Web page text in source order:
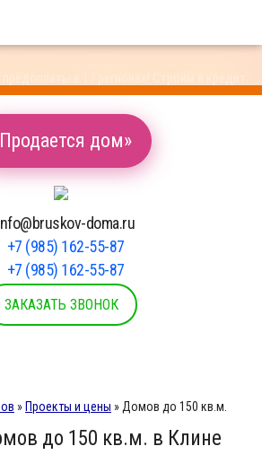
после проверки качества на вашем
предоплаты в 17 регионах! Строим в кредит.
дом»
doma.ru
+7 (985) 162-55-87
+7 (985) 162-55-87
ЗАКАЗАТЬ ЗВОНОК
» Проекты и цены » Домов до 150 кв.м.
до 150 кв.м. в Клине